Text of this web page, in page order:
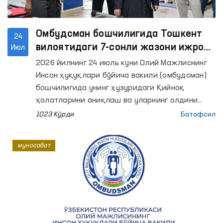
24
Июл
Омбудсман бошчилигида Тошкент
вилоятидаги 7-сонли жазони ижро
этиш колониясида мониторинг
ўтказилди
2026 йилнинг 24 июль куни Олий Мажлиснинг
Инсон ҳуқуқлари бўйича вакили (омбудсман)
бошчилигида унинг ҳузуридаги Қийноқ
ҳолатларини аниқлаш ва уларнинг олдини
олиш бўйича жамоатчилик гуруҳи аъзолари
этиш колониясига мониторинг ташрифини
амалга оширди.
1023 Кўрди Батафсил
муносабат